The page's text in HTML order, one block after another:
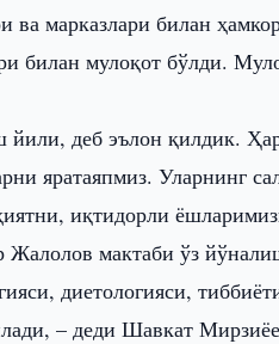
марказлари билан
билан мулоқот бўлди.
деб эълон қилдик.
яратаяпмиз. Уларнинг
иқтидорли
мактаби ўз
диетологияси,
– деди Шавкат